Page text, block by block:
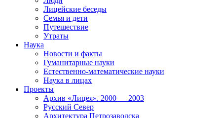
Лицейские беседы
Семья и дети
Путешествие
Утраты
Наука
Новости и факты
Гуманитарные науки
Естественно-математические науки
Наука в лицах
Проекты
Архив «Лицея». 2000 — 2003
Русский Север
Архитектура Петрозаводска